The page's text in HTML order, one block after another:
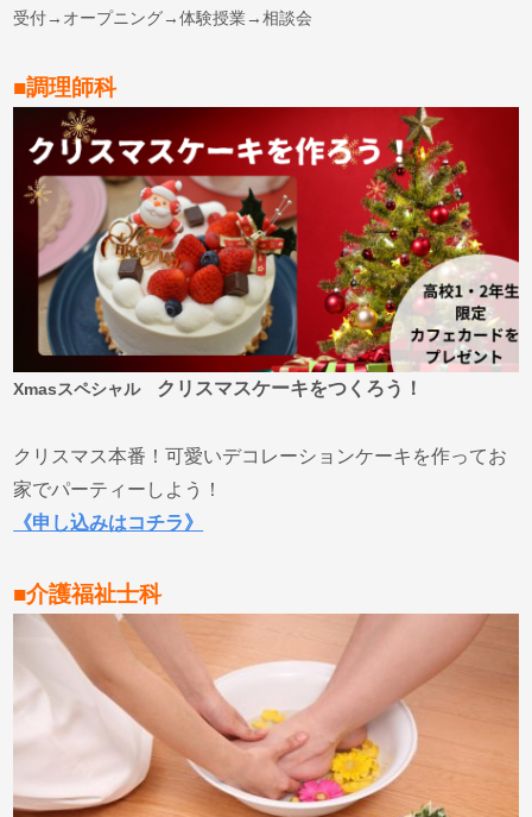
受付→オープニング→体験授業→相談会
■調理師科
Xmasスペシャル クリスマスケーキをつくろう！
クリスマス本番！可愛いデコレーションケーキを作ってお
家でパーティーしよう！
《申し込みはコチラ》
■介護福祉士科